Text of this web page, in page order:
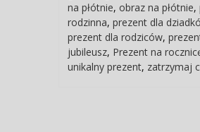
na płótnie, obraz na płótnie,
rodzinna,prezent dla
prezent dla rodziców,
jubileusz, Prezent na
unikalny prezent, zatrzymaj